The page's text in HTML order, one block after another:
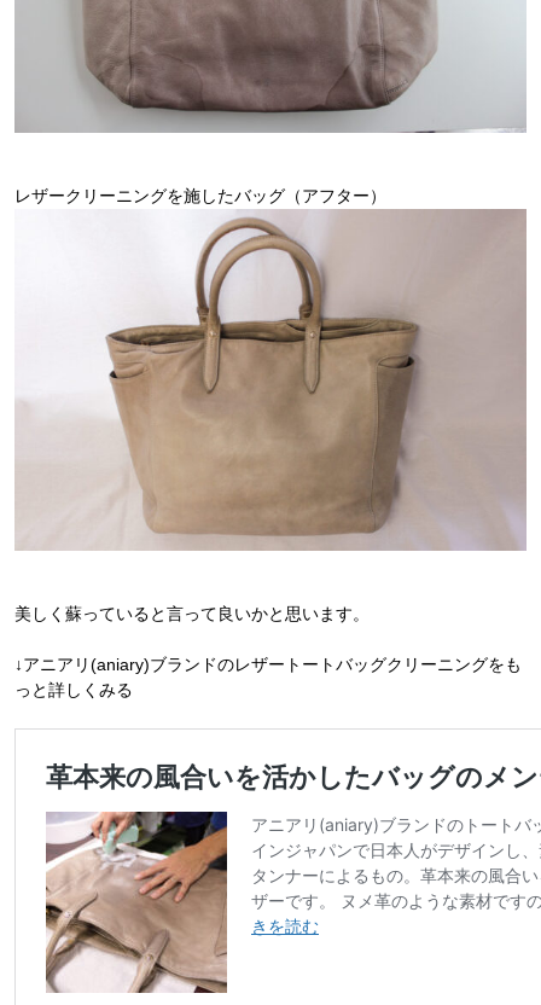
レザークリーニングを施したバッグ（アフター）
美しく蘇っていると言って良いかと思います。
↓アニアリ(aniary)ブランドのレザートートバッグクリーニングをも
っと詳しくみる